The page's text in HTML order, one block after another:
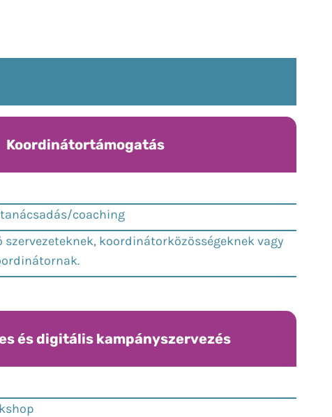
Koordinátortámogatás
coaching
szervezeteknek, koordinátorközösségeknek vagy
és digitális kampányszervezés